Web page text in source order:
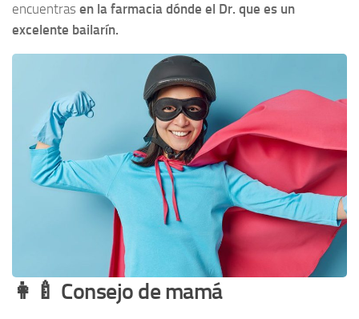
encuentras en la farmacia dónde el Dr. que es un
excelente bailarín.
👩‍🍼 Consejo de mamá